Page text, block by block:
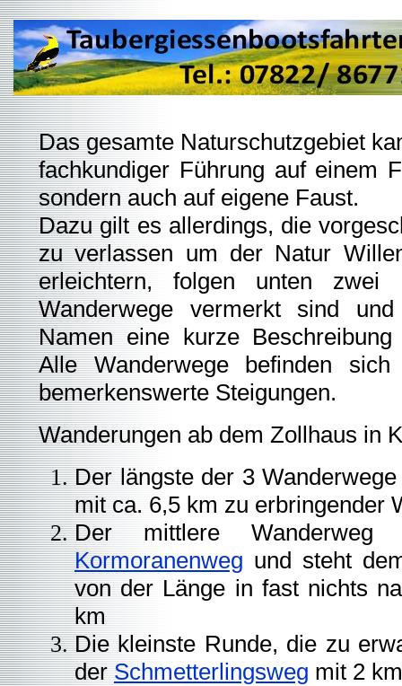
Das gesamte Naturschutzgebiet
fachkundiger Führung auf einem
sondern auch auf eigene Faust.
Dazu gilt es allerdings, die
zu verlassen um der Natur
erleichtern, folgen unten
Wanderwege vermerkt sind
Namen eine kurze
Alle Wanderwege befinden
bemerkenswerte Steigungen.
Wanderungen ab dem Zollhaus in
Der längste der 3
mit ca. 6,5 km zu erbringender
Der mittlere
Kormoranenweg und steht
von der Länge in fast nichts
km
Die kleinste Runde, die zu
derSchmetterlingsweg mit 2